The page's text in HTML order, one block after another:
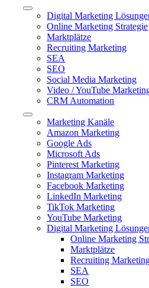
Toggle
Navigation
Digital Marketing
Online Marketing Strategie
Marktplätze
Recruiting Marketing
SEA
SEO
Social Media Marketing
Video / YouTube
CRM Automation
Toggle
Navigation
Marketing Kanäle
Amazon Marketing
Google Ads
Microsoft Ads
Pinterest Marketing
Instagram Marketing
Facebook Marketing
LinkedIn Marketing
TikTok Marketing
YouTube Marketing
Digital Marketing
Online Marketing
Marktplätze
Recruiting
SEA
SEO